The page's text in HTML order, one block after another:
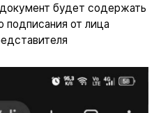
будет содержать
подписания от лица